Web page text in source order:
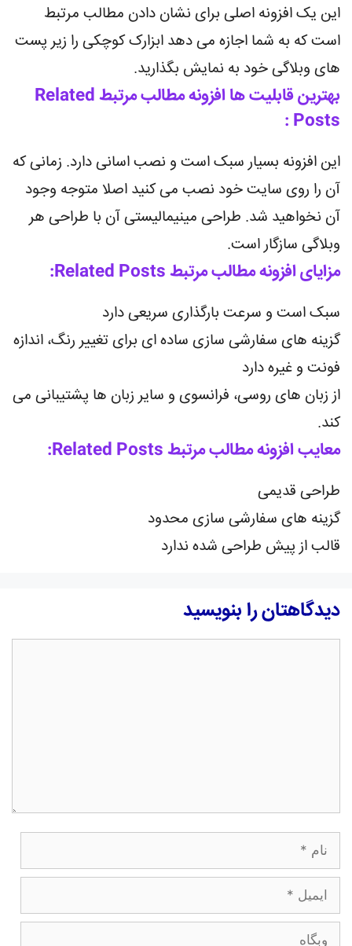
این یک افزونه اصلی برای نشان دادن مطالب مرتبط
است که به شما اجازه می دهد ابزارک کوچکی را زیر پست
های وبلاگی خود به نمایش بگذارید.
بهترین قابلیت ها افزونه مطالب مرتبط Related
Posts :
این افزونه بسیار سبک است و نصب اسانی دارد. زمانی که
آن را روی سایت خود نصب می کنید اصلا متوجه وجود
آن نخواهید شد. طراحی مینیمالیستی آن با طراحی هر
وبلاگی سازگار است.
مزایای افزونه مطالب مرتبط Related Posts:
سبک است و سرعت بارگذاری سریعی دارد
گزینه های سفارشی سازی ساده ای برای تغییر رنگ، اندازه
فونت و غیره دارد
از زبان های روسی، فرانسوی و سایر زبان ها پشتیبانی می
کند.
معایب افزونه مطالب مرتبط Related Posts:
طراحی قدیمی
گزینه های سفارشی سازی محدود
قالب از پیش طراحی شده ندارد
دیدگاهتان را بنویسید
ایمیل
وبگاه